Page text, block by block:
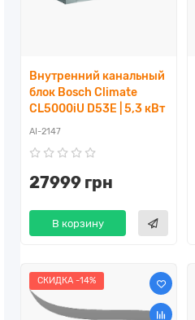
Внутренний канальный
блок Bosch Climate
CL5000iU D53E | 5,3 кВт
AI-2147
27999 грн
В корзину
СКИДКА -14%